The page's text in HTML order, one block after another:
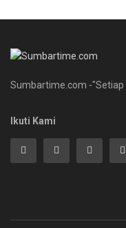
Sumbartime.com -
Ikuti Kami